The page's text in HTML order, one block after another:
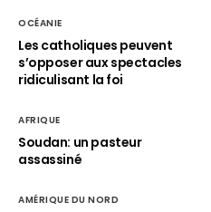
OCÉANIE
Les catholiques peuvent
s’opposer aux spectacles
ridiculisant la foi
AFRIQUE
Soudan: un pasteur
assassiné
AMÉRIQUE DU NORD